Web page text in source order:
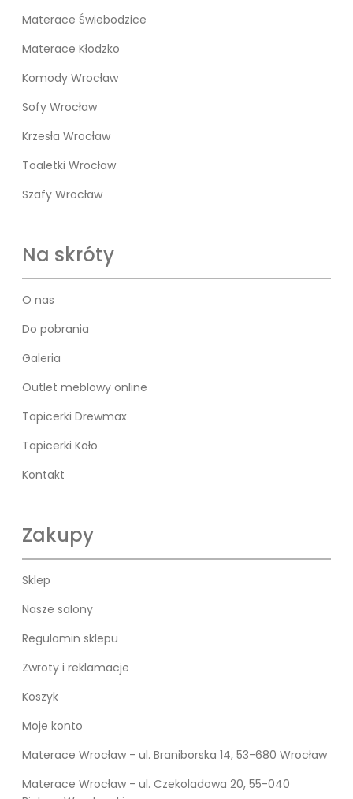
Materace Świebodzice
Materace Kłodzko
Komody Wrocław
Sofy Wrocław
Krzesła Wrocław
Toaletki Wrocław
Szafy Wrocław
Na skróty
O nas
Do pobrania
Galeria
Outlet meblowy online
Tapicerki Drewmax
Tapicerki Koło
Kontakt
Zakupy
Sklep
Nasze salony
Regulamin sklepu
Zwroty i reklamacje
Koszyk
Moje konto
Materace Wrocław - ul. Braniborska 14, 53-680 Wrocław
Materace Wrocław - ul. Czekoladowa 20, 55-040